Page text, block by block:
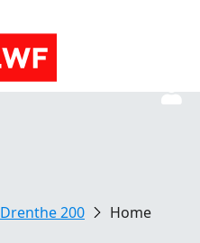
Drenthe 200 Home